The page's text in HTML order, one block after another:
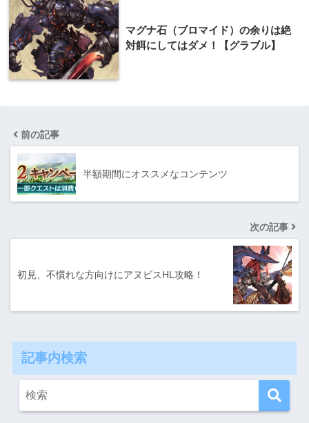
マグナ石（ブロマイド）の余りは絶
対餌にしてはダメ！【グラブル】
前の記事
半額期間にオススメなコンテンツ
次の記事
初見、不慣れな方向けにアヌビスHL攻略！
記事内検索